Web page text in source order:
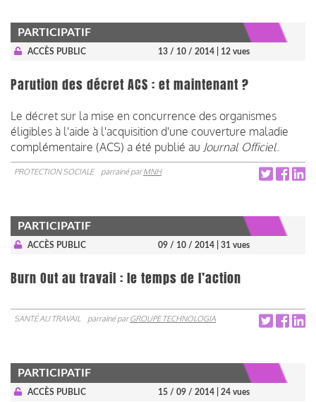
PARTICIPATIF
ACCÈS PUBLIC 13 / 10 / 2014 | 12 vues
Parution des décret ACS : et maintenant ?
Le décret sur la mise en concurrence des organismes
éligibles à l'aide à l'acquisition d'une couverture maladie
complémentaire (ACS) a été publié au Journal Officiel
PROTECTION SOCIALE parrainé parMNH
PARTICIPATIF
ACCÈS PUBLIC 09 / 10 / 2014 | 31 vues
Burn Out au travail : le temps de l’action
SANTÉ AU TRAVAIL parrainé parGROUPE TECHNOLOGIA
PARTICIPATIF
ACCÈS PUBLIC 15 / 09 / 2014 | 24 vues